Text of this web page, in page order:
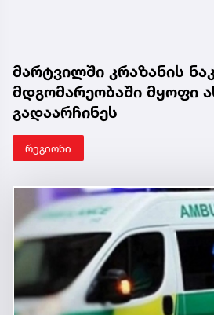
მარტვილში კრაზანის
მდგომარეობაში მყოფი
გადაარჩინეს
რეგიონი